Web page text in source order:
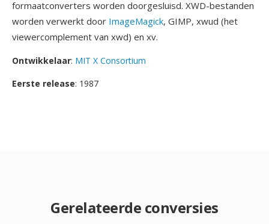
formaatconverters worden doorgesluisd. XWD-bestanden
worden verwerkt door ImageMagick, GIMP, xwud (het
viewercomplement van xwd) en xv.
Ontwikkelaar: MIT X Consortium
Eerste release: 1987
Gerelateerde conversies